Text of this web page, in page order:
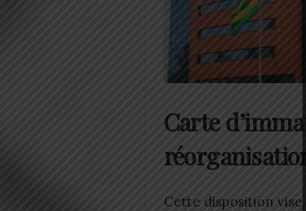
Carte
réorganisation
Cette disposition